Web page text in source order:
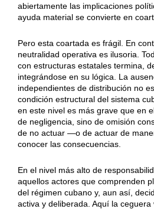
abiertamente las implicaciones
ayuda material se convierte en
Pero esta coartada es frágil. En
neutralidad operativa es ilusoria.
con estructuras estatales termina,
integrándose en su lógica. La
independientes de distribución no
condición estructural del sistema
en este nivel es más grave que en
de negligencia, sino de omisión
de no actuar —o de actuar de
conocer las consecuencias.
En el nivel más alto de
aquellos actores que comprenden
del régimen cubano y, aun así,
activa y deliberada. Aquí la